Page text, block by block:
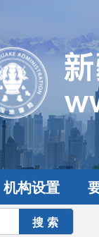
机构设置
全球震讯